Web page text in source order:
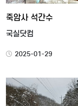
죽암사 석간수
국실닷컴
2025-01-29